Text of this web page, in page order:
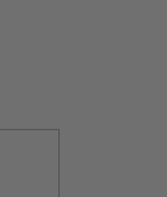
erilaisia
ainesosat